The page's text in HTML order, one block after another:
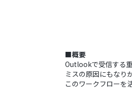
■概要
Outlookで受信する
ミスの原因にもなり
このワークフローを